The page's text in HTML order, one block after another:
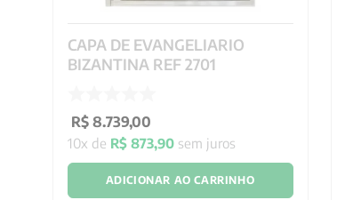
CAPA DE EVANGELIARIO
BIZANTINA REF 2701
R$ 8.739,00
10x de R$ 873,90sem juros
ADICIONAR AO CARRINHO